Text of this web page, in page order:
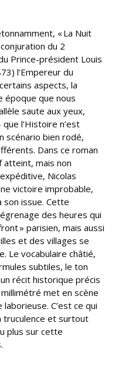
« La Nuit
du 2
Prince-président Louis
l’Empereur du
aspects, la
époque que nous
saute aux yeux,
l’Histoire n’est
scénario bien rodé,
Dans ce roman
atteint, mais non
Nicolas
victoire improbable,
son issue. Cette
des heures qui
» parisien, mais aussi
et des villages se
Le vocabulaire châtié,
subtiles, le ton
récit historique précis
met en scène
C’est ce qui
truculence et surtout
plus sur cette